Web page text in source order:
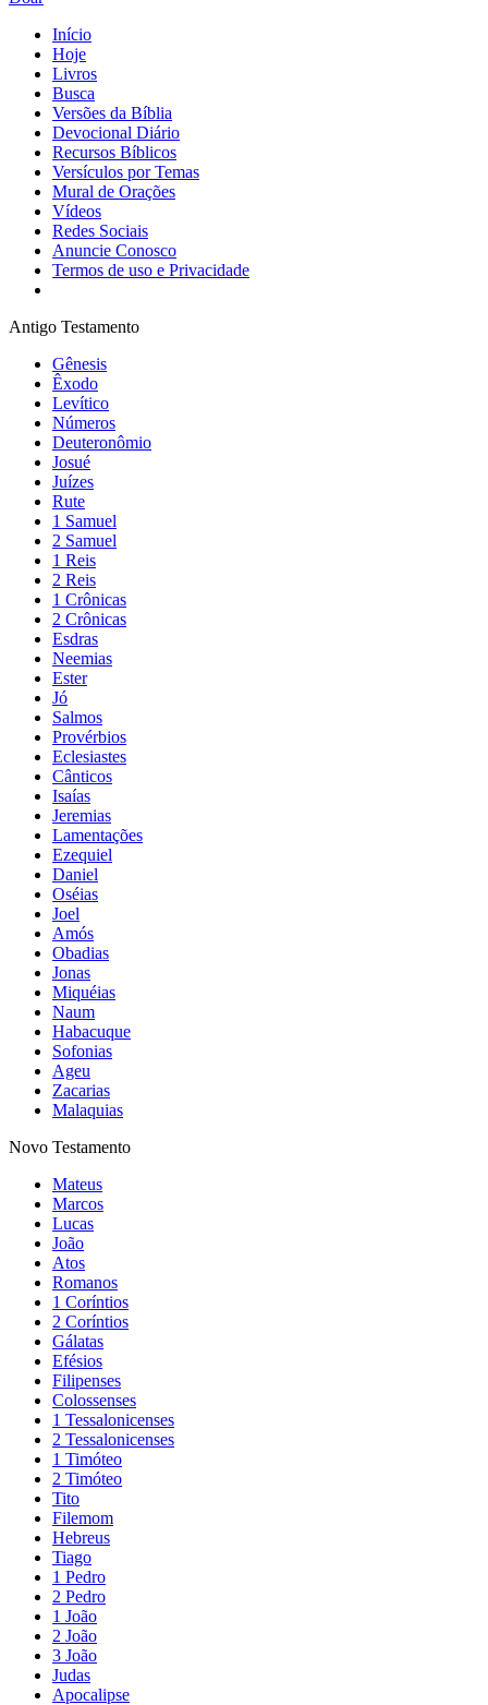
Início
Hoje
Livros
Busca
Versões da Bíblia
Devocional Diário
Recursos Bíblicos
Versículos por Temas
Mural de Orações
Vídeos
Redes Sociais
Anuncie Conosco
Termos de uso e Privacidade
Antigo Testamento
Gênesis
Êxodo
Levítico
Números
Deuteronômio
Josué
Juízes
Rute
1 Samuel
2 Samuel
1 Reis
2 Reis
1 Crônicas
2 Crônicas
Esdras
Neemias
Ester
Jó
Salmos
Provérbios
Eclesiastes
Cânticos
Isaías
Jeremias
Lamentações
Ezequiel
Daniel
Oséias
Joel
Amós
Obadias
Jonas
Miquéias
Naum
Habacuque
Sofonias
Ageu
Zacarias
Malaquias
Novo Testamento
Mateus
Marcos
Lucas
João
Atos
Romanos
1 Coríntios
2 Coríntios
Gálatas
Efésios
Filipenses
Colossenses
1 Tessalonicenses
2 Tessalonicenses
1 Timóteo
2 Timóteo
Tito
Filemom
Hebreus
Tiago
1 Pedro
2 Pedro
1 João
2 João
3 João
Judas
Apocalipse